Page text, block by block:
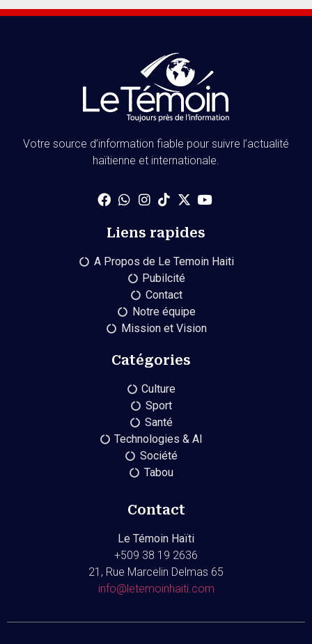
Votre source d’information fiable pour suivre l’actualité
haïtienne et internationale.
Liens rapides
A Propos de Le Temoin Haiti
Pubilcité
Contact
Notre équipe
Mission et Vision
Catégories
Culture
Sport
Santé
Technologies & AI
Société
Tabou
Contact
Le Témoin Haïti
+509 38 19 2636
21, Rue Marcelin Delmas 65
info@letemoinhaiti.com